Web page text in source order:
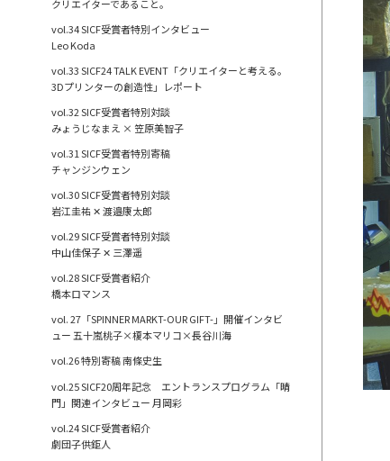
クリエイターであること。
vol.34 SICF受賞者特別インタビュー
Leo Koda
vol.33 SICF24 TALK EVENT「クリエイターと考える。
3Dプリンターの創造性」レポート
vol.32 SICF受賞者特別対談
みょうじなまえ × 笠原美智子
vol.31 SICF受賞者特別寄稿
チャンジンウェン
vol.30 SICF受賞者特別対談
岩江圭祐 ✕ 渡邉康太郎
vol.29 SICF受賞者特別対談
中山佳保子 ✕ 三澤遥
vol.28 SICF受賞者紹介
橋本ロマンス
vol. 27「SPINNER MARKT-OUR GIFT-」開催インタビ
ュー 五十嵐桃子×榎本マリコ×長谷川海
vol.26 特別寄稿 南條史生
vol.25 SICF20周年記念 エントランスプログラム「晴
門」関連インタビュー 月岡彩
vol.24 SICF受賞者紹介
劇団子供鉅人